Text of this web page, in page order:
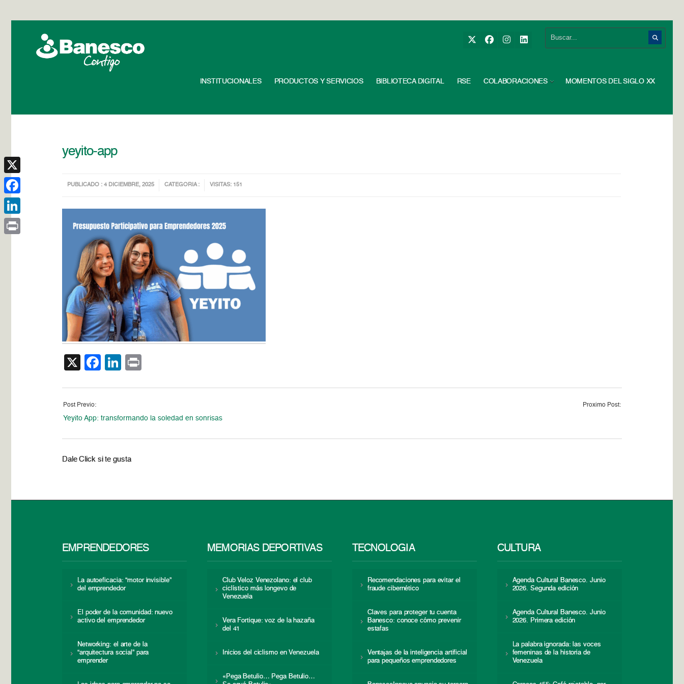
INSTITUCIONALES PRODUCTOS Y SERVICIOS BIBLIOTECA DIGITAL RSE COLABORACIONES MOMENTOS DEL SIGLO XX
yeyito-app
PUBLICADO : 4 DICIEMBRE, 2025 CATEGORIA : VISITAS: 151
X Facebook
LinkedIn
Post Previo:
Yeyito App: transformando la soledad en sonrisas
Proximo Post:
Dale Click si te gusta
EMPRENDEDORES
La autoeficacia: “motor invisible”
del emprendedor
El poder de la comunidad: nuevo
activo del emprendedor
Networking: el arte de la
“arquitectura social” para
emprender
MEMORIAS DEPORTIVAS
Club Veloz Venezolano: el club
ciclístico más longevo de
Venezuela
Vera Fortique: voz de la hazaña
del 41
Inicios del ciclismo en Venezuela
«Pega Betulio… Pega Betulio…
TECNOLOGÍA
Recomendaciones para evitar el
fraude cibernético
Claves para proteger tu cuenta
Banesco: conoce cómo prevenir
estafas
Ventajas de la inteligencia artificial
para pequeños emprendedores
CULTURA
Agenda Cultural Banesco. Junio
2026. Segunda edición
Agenda Cultural Banesco. Junio
2026. Primera edición
La palabra ignorada: las voces
femeninas de la historia de
Venezuela
X
Facebook
LinkedIn